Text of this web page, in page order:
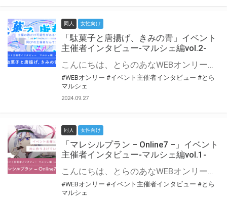
同人 女性向け
「駄菓子と唐揚げ、きみの青」イベント
主催者インタビュー-マルシェ編vol.2-
こんにちは、とらのあなWEBオンリー運営スタッフです。 新たにお届けする、イベント主催者インタビュー-マルシェ編-は、 とらのあなWEBオンリー「マルシェ」をご利用の主催様に 「マルシェ」を使ってイベントを開催した感想や心がけをお聞きする企画です。 今回は、WEBオンリー初開催「駄菓子と唐揚げ、きみの青」より、 主催のぎこ六屋様にお話を伺いました。 協力：ぎこ六屋様／イベント公式Twitter（@krkgwks） とらのあなWEBオンリー「マルシェ」とは？ WEBオンリーでリアルタイムでコミュニケーションがとれるオンライン会場です。
#WEBオンリー #イベント主催者インタビュー #とら
マルシェ
2024.09.27
同人 女性向け
「マレシルプラン – Online7 –」イベント
主催者インタビュー-マルシェ編vol.1-
こんにちは、とらのあなWEBオンリー運営スタッフです。 新たにお届けする、イベント主催者インタビュー-マルシェ編-は、 とらのあなWEBオンリー「マルシェ」をご利用した主催様に 「マルシェ」を使って開催した感想や心がけをお聞きする企画です。 今回は、WEBオンリー開催7回目迎えた「マレシルプラン – Online7 –」より、 主催の玉川うた様にお話を伺いました。 ▼マレシルプランのインタビュー前回記事 「イベント主催者インタビュー vol.6」はこちら 協力：玉川うた様（マレシルプラン実行委員会 代表）／イベント公式Twitter（@mallesil_plan） とらのあなWEBオンリー「マルシェ」とは？ WEBオンリーでリアルタイムでコミュニケーションがとれるオンライン会場です。
#WEBオンリー #イベント主催者インタビュー #とら
マルシェ